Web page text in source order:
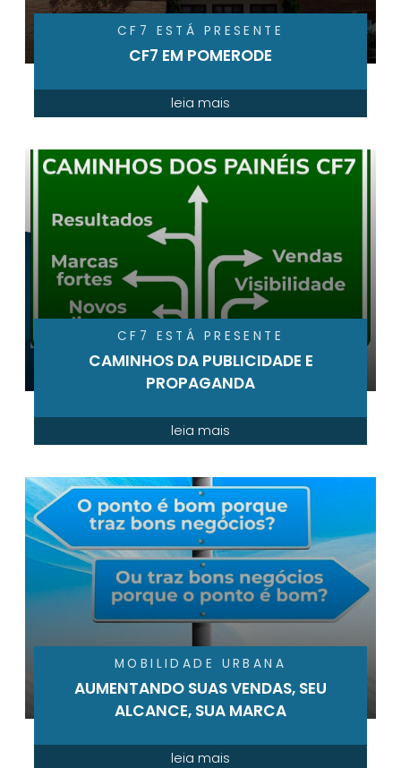
CF7 ESTÁ PRESENTE
CF7 EM POMERODE
leia mais
CF7 ESTÁ PRESENTE
CAMINHOS DA PUBLICIDADE E
PROPAGANDA
leia mais
MOBILIDADE URBANA
AUMENTANDO SUAS VENDAS, SEU
ALCANCE, SUA MARCA
leia mais